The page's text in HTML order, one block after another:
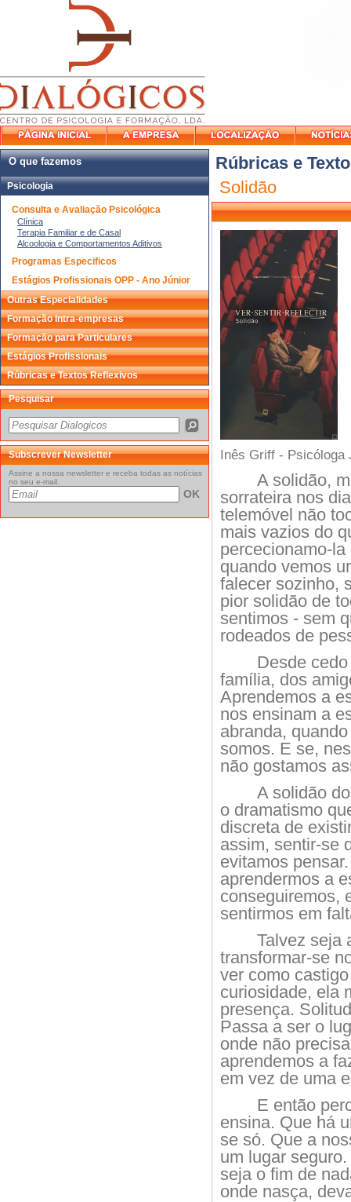
O que fazemos
Psicologia
Consulta e Avaliação Psicológica
Clínica
Terapia Familiar e de Casal
Alcoologia e Comportamentos Aditivos
Programas Especificos
Estágios Profissionais OPP - Ano Júnior
Outras Especialidades
Formação Intra-empresas
Formação para Particulares
Estágios Profissionais
Rúbricas e Textos Reflexivos
Pesquisar
Subscrever Newsletter
Assine a nossa newsletter e receba todas as notícias
no seu e-mail.
OK
Rúbricas e
Solidão
Inês Griff - Psicóloga
A solidão,
sorrateira nos
telemóvel não
mais vazios do
percecionamo-
quando vemos
falecer sozinho,
pior solidão de
sentimos - sem
rodeados de
Desde
família, dos
Aprendemos a
nos ensinam a
abranda,
somos. E se,
não gostamos
A solidão
o dramatismo
discreta de
assim, sentir-se
evitamos
aprendermos a
conseguiremos,
sentirmos em
Talvez seja
transformar-se
ver como
curiosidade, ela
presença.
Passa a ser o
onde não
aprendemos a
em vez de uma
E então
ensina. Que há
se só. Que a
um lugar
seja o fim de
onde nasça,